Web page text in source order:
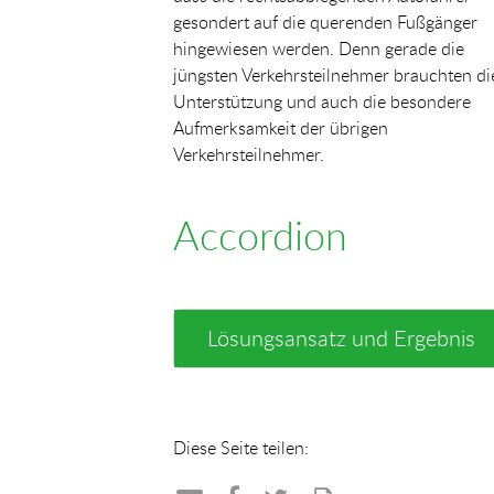
gesondert auf die querenden Fußgänger
hingewiesen werden. Denn gerade die
jüngsten Verkehrsteilnehmer brauchten
Unterstützung und auch die besondere
Aufmerksamkeit der übrigen
Verkehrsteilnehmer.
Accordion
Lösungsansatz und Ergebnis
Diese Seite teilen: